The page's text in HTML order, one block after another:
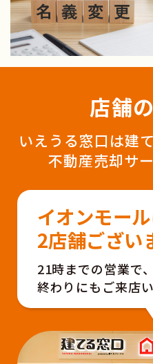
店舗
いえうる窓口は建
不動産売却サ
イオンモー
2店舗ござい
21時までの営業で
終わりにもご来店い